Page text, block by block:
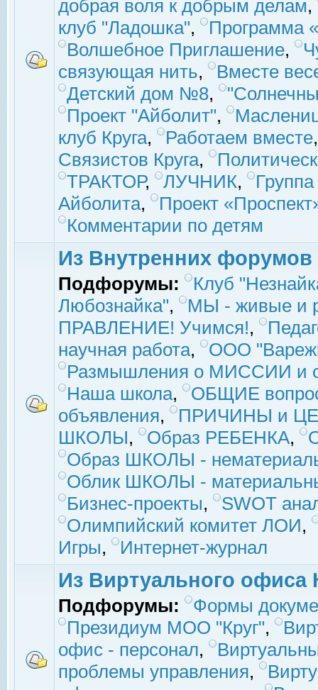
добрая воля к добрым делам,
клуб "Ладошка",
Программа
Волшебное Приглашение,
связующая нить,
Вместе
Детский дом №8,
Проект "Айболит",
клуб Круга, Работаем вместе
Связистов Круга,
ТРАКТОР, ЛУЧНИК,
Айболита,
Проект
Комментарии по детям
Из Внутренних форумов
Подфорумы:
Клуб
Любознайка",
МЫ - живые и
ПРАВЛЕНИЕ! Учимся!,
научная работа,
ООО
Размышления о МИССИИ и
Наша школа,
ОБЩИЕ
объявления,
ПРИЧИНЫ и
ШКОЛЫ, Образ РЕБЕНКА,
Образ ШКОЛЫ -
Облик ШКОЛЫ -
Бизнес-проекты,
SWOT
Олимпийский комитет ЛОИ,
Игры, Интернет-журнал
Из Виртуального офиса
Подфорумы:
Формы
Президиум МОО "Круг",
офис - персонал,
проблемы управления,